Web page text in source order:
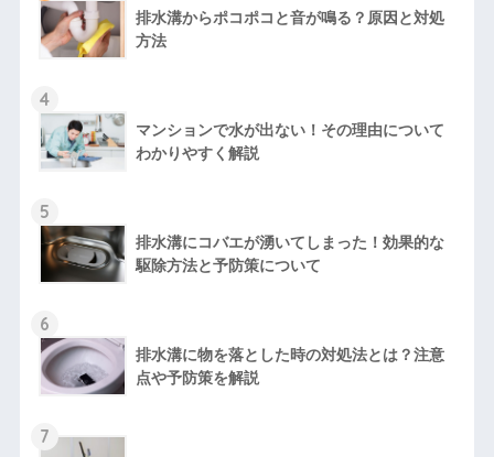
排水溝からポコポコと音が鳴る？原因と対処
方法
4
マンションで水が出ない！その理由について
わかりやすく解説
5
排水溝にコバエが湧いてしまった！効果的な
駆除方法と予防策について
6
排水溝に物を落とした時の対処法とは？注意
点や予防策を解説
7